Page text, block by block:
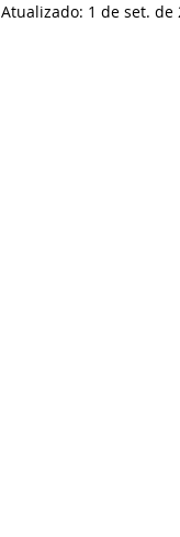
Atualizado: 1 de set. de